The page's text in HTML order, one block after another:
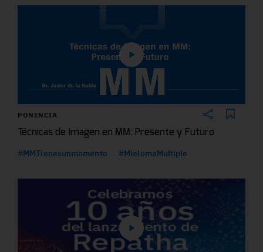
PONENCIA
Técnicas de Imagen en MM: Presente y Futuro
#MMTienesunmomento #MielomaMultiple